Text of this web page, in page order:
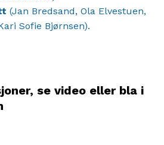
(Jan Bredsand, Ola Elvestuen,
Sofie Bjørnsen).
se video eller bla i